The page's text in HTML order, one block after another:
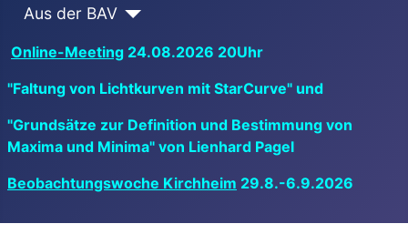
Aus der BAV
Online-Meeting 24.08.2026 20Uhr
"Faltung von Lichtkurven mit StarCurve" und
"Grundsätze zur Definition und Bestimmung von
Maxima und Minima" von Lienhard Pagel
Beobachtungswoche Kirchheim 29.8.-6.9.2026